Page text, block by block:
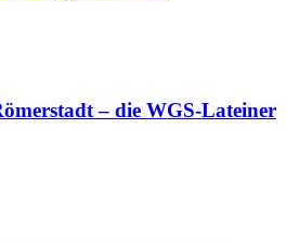
– die WGS-Lateiner